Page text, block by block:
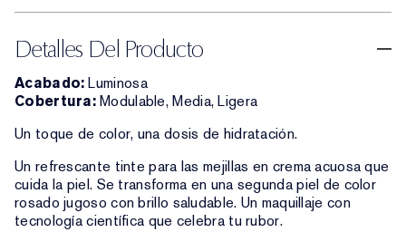
Detalles Del Producto
Acabado: Luminosa
Cobertura:Modulable, Media, Ligera
Un toque de color, una dosis de hidratación.
Un refrescante tinte para las mejillas en crema acuosa que
cuida la piel. Se transforma en una segunda piel de color
rosado jugoso con brillo saludable. Un maquillaje con
tecnología científica que celebra tu rubor.